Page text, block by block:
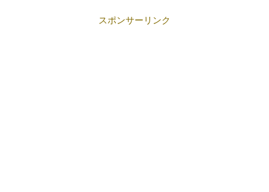
スポンサーリンク